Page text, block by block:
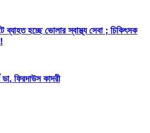
ব্যাহত হচ্ছে ভোলার স্বাস্থ্য সেবা ; চিকিৎসক
ডা. ফিরদাউস কাদরী